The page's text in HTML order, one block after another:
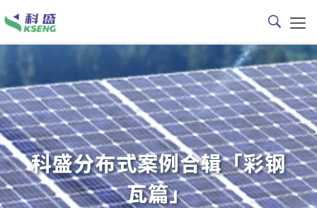
科盛分布式案例合辑「彩钢
瓦篇」